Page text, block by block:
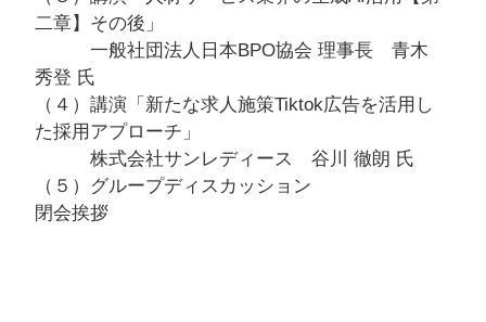
二章】その後」
一般社団法人日本BPO協会 理事長 青木
秀登 氏
（４）講演「新たな求人施策Tiktok広告を活用し
た採用アプローチ」
株式会社サンレディース 谷川 徹朗 氏
（５）グループディスカッション
閉会挨拶